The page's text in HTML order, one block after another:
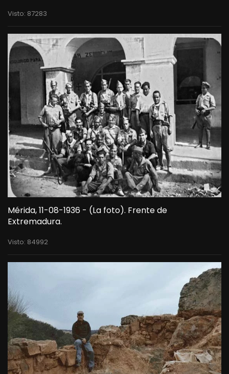
Visto: 87283
Mérida, 11-08-1936 - (La foto). Frente de
Extremadura.
Visto: 84992